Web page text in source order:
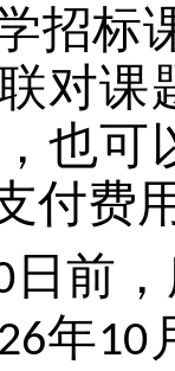
招标
对课
也可
付费
日前，
6年10